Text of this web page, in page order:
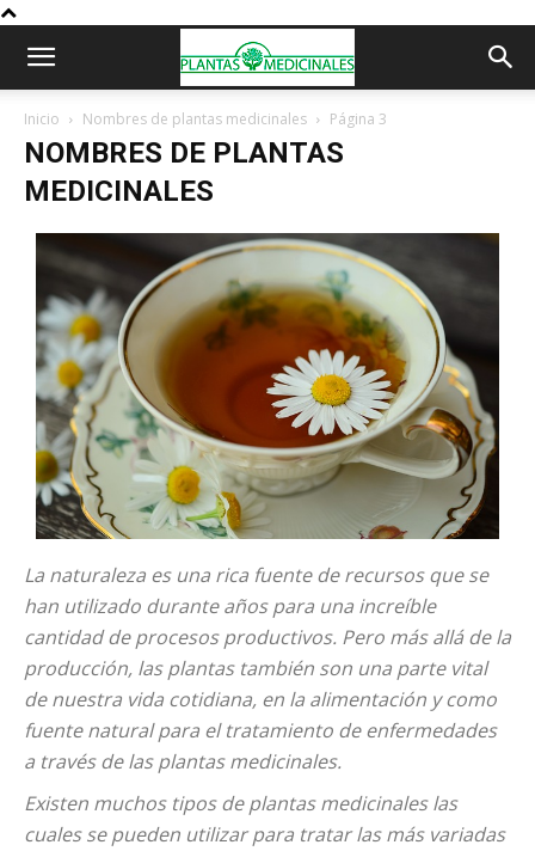
Inicio Nombres de plantas medicinales Página 3
NOMBRES DE PLANTAS
MEDICINALES
La naturaleza es una rica fuente de recursos que se
han utilizado durante años para una increíble
cantidad de procesos productivos. Pero más allá de la
producción, las plantas también son una parte vital
de nuestra vida cotidiana, en la alimentación y como
fuente natural para el tratamiento de enfermedades
a través de las plantas medicinales.
Existen muchos tipos de plantas medicinales las
cuales se pueden utilizar para tratar las más variadas